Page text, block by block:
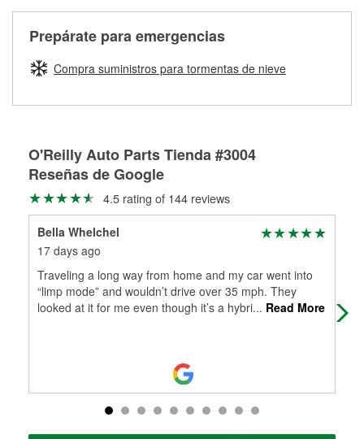
partes de reemplazo correctas para tu reparación.
Rectificación de tambores y discos de freno
Prepárate para emergencias
Compra suministros para tormentas de nieve
O'Reilly Auto Parts Tienda #3004
Reseñas de Google
4.5 rating of 144 reviews
Bella Whelchel
17 days ago
Traveling a long way from home and my car went into
“limp mode” and wouldn’t drive over 35 mph. They
looked at it for me even though it’s a hybri... Read More